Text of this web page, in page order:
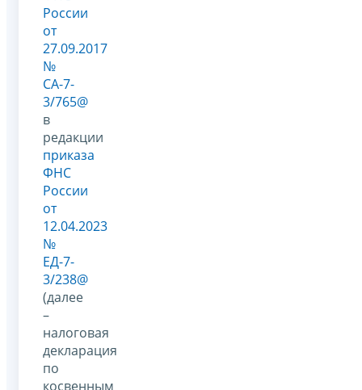
России
от
27.09.2017
№
СА-7-
3/765@
в
редакции
приказа
ФНС
России
от
12.04.2023
№
ЕД-7-
3/238@
(далее
–
налоговая
декларация
по
косвенным